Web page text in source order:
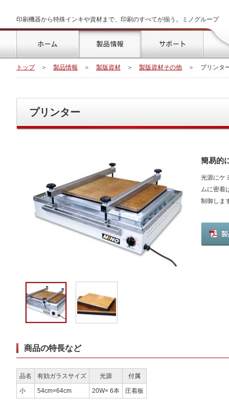
印刷機器から特殊インキや資材まで、印刷のすべてが揃う。ミノグループ
トップ
製品情報 サポート
トップ ＞ 製品情報 ＞ 製版資材 ＞ 製版資材その他 ＞ プリンタ
プリンター
簡易的
光源にケ
ムに密着
制御しま
商品の特長など
品名 有効ガラスサイズ 光源 付属
小 54cm×64cm 20W× 6本 圧着板